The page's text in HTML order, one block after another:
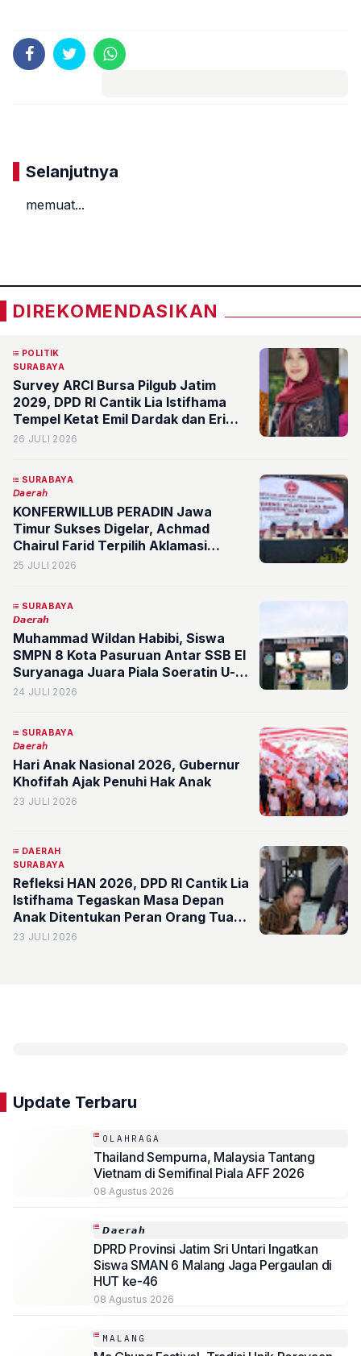
Selanjutnya
memuat...
DIREKOMENDASIKAN
POLITIK
SURABAYA
Survey ARCI Bursa Pilgub Jatim
2029, DPD RI Cantik Lia Istifhama
Tempel Ketat Emil Dardak dan Eri
Cahyadi
26 JULI 2026
SURABAYA
𝘋𝘢𝘦𝘳𝘢𝘩
KONFERWILLUB PERADIN Jawa
Timur Sukses Digelar, Achmad
Chairul Farid Terpilih Aklamasi
Pimpin DPW Periode 2026–2031
25 JULI 2026
SURABAYA
𝘿𝙖𝙚𝙧𝙖𝙝
Muhammad Wildan Habibi, Siswa
SMPN 8 Kota Pasuruan Antar SSB El
Suryanaga Juara Piala Soeratin U-15
2026
24 JULI 2026
SURABAYA
𝘋𝘢𝘦𝘳𝘢𝘩
Hari Anak Nasional 2026, Gubernur
Khofifah Ajak Penuhi Hak Anak
23 JULI 2026
DAERAH
SURABAYA
Refleksi HAN 2026, DPD RI Cantik Lia
Istifhama Tegaskan Masa Depan
Anak Ditentukan Peran Orang Tua
dan Lingkungan yang Sehat
23 JULI 2026
Update Terbaru
OLAHRAGA
Thailand Sempurna, Malaysia Tantang
Vietnam di Semifinal Piala AFF 2026
08 Agustus 2026
𝘿𝙖𝙚𝙧𝙖𝙝
DPRD Provinsi Jatim Sri Untari Ingatkan
Siswa SMAN 6 Malang Jaga Pergaulan di
HUT ke-46
08 Agustus 2026
MALANG